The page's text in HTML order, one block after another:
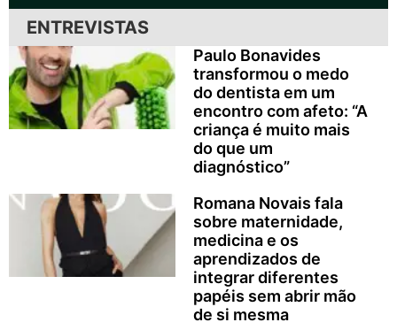
ENTREVISTAS
Paulo Bonavides
transformou o medo
do dentista em um
encontro com afeto: “A
criança é muito mais
do que um
diagnóstico”
Romana Novais fala
sobre maternidade,
medicina e os
aprendizados de
integrar diferentes
papéis sem abrir mão
de si mesma